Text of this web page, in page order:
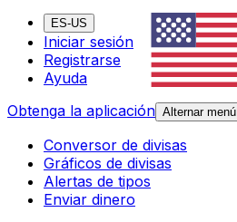
ES-US
Iniciar sesión
Registrarse
Ayuda
Obtenga la aplicación Alternar menú
Conversor de divisas
Gráficos de divisas
Alertas de tipos
Enviar dinero